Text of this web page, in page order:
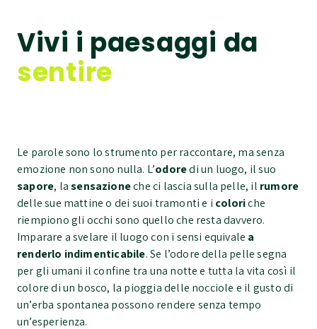
Vivi i paesaggi da
ascoltare
Le parole sono lo strumento per raccontare, ma senza
emozione non sono nulla. L’odoredi un luogo, il suo
sapore, lasensazioneche ci lascia sulla pelle, il rumore
delle sue mattine o dei suoi tramonti e i coloriche
riempiono gli occhi sono quello che resta davvero.
Imparare a svelare il luogo con i sensi equivale a
renderlo indimenticabile. Se l’odore della pelle segna
per gli umani il confine tra una notte e tutta la vita così il
colore di un bosco, la pioggia delle nocciole e il gusto di
un’erba spontanea possono rendere senza tempo
un’esperienza.